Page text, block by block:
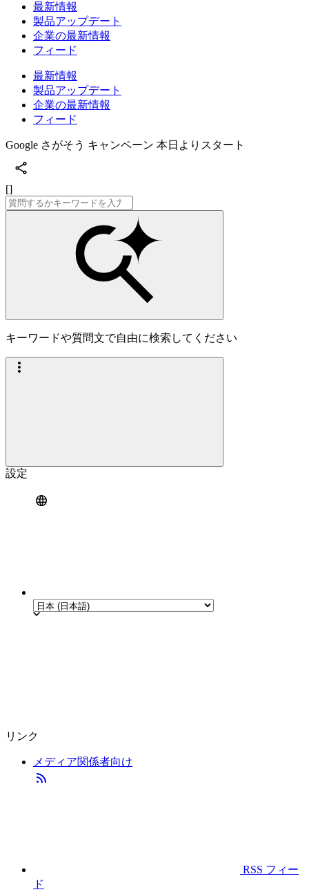
最新情報
製品アップデート
企業の最新情報
フィード
最新情報
製品アップデート
企業の最新情報
フィード
Google さがそう キャンペーン 本日よりスタート
[]
キーワードや質問文で自由に検索してください
設定
リンク
メディア関係者向け
RSS フィー
ド